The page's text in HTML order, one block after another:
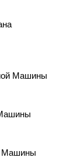
Машины
Машины